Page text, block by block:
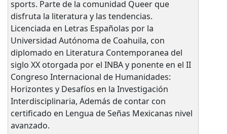
sports. Parte de la comunidad Queer que
disfruta la literatura y las tendencias.
Licenciada en Letras Españolas por la
Universidad Autónoma de Coahuila, con
diplomado en Literatura Contemporanea del
siglo XX otorgada por el INBA y ponente en el II
Congreso Internacional de Humanidades:
Horizontes y Desafíos en la Investigación
Interdisciplinaria, Además de contar con
certificado en Lengua de Señas Mexicanas nivel
avanzado.